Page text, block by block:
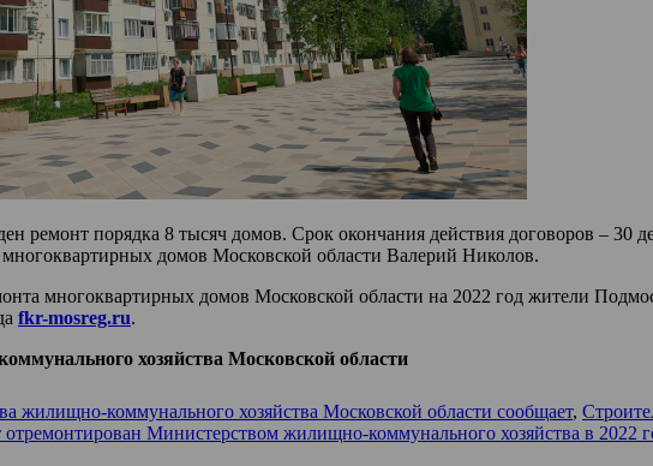
ремонт порядка 8 тысяч домов. Срок окончания действия договоров –
домов Московской области Валерий Николов.
многоквартирных домов Московской области на 2022 год жители
fkr-mosreg.ru.
хозяйства Московской области
жилищно-коммунального хозяйства Московской области сообщает,
Министерством жилищно-коммунального хозяйства в